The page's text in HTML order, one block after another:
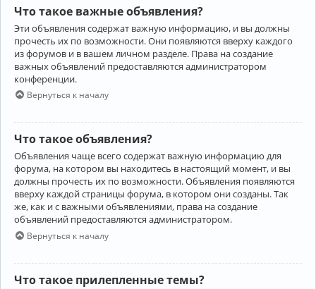
Что такое важные объявления?
Эти объявления содержат важную информацию, и вы должны
прочесть их по возможности. Они появляются вверху каждого
из форумов и в вашем личном разделе. Права на создание
важных объявлений предоставляются администратором
конференции.
Вернуться к началу
Что такое объявления?
Объявления чаще всего содержат важную информацию для
форума, на котором вы находитесь в настоящий момент, и вы
должны прочесть их по возможности. Объявления появляются
вверху каждой страницы форума, в котором они созданы. Так
же, как и с важными объявлениями, права на создание
объявлений предоставляются администратором.
Вернуться к началу
Что такое прилепленные темы?